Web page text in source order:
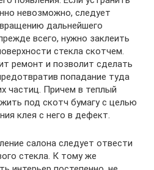
невозможно, следует
дальнейшего
всего, нужно заклеить
стекла скотчем.
ремонт и позволит сделать
попадание туда
частиц. Причем в теплый
под скотч бумагу с целью
клея с него в дефект.
салона следует отвести
стекла. К тому же